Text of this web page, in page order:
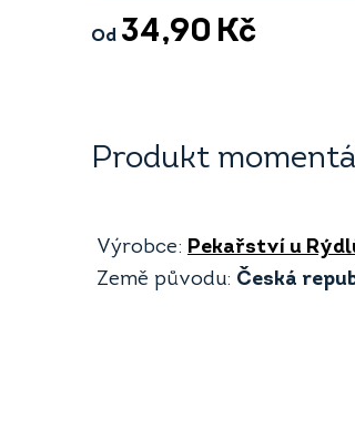
Od 34,90 Kč
Produkt
Výrobce: Pekařství u
Země původu: Česká